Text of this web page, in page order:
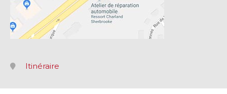
Itinéraire